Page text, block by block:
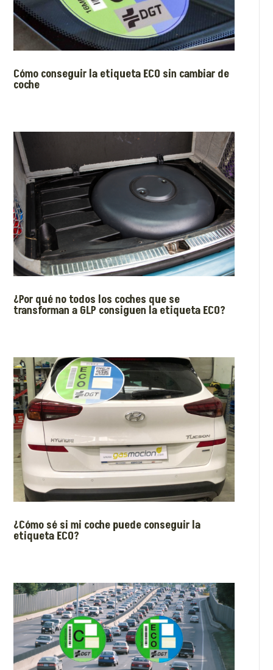
Cómo conseguir la etiqueta ECO sin cambiar de
coche
¿Por qué no todos los coches que se
transforman a GLP consiguen la etiqueta ECO?
¿Cómo sé si mi coche puede conseguir la
etiqueta ECO?